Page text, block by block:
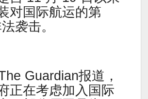
对国际航运的第
袭击。
Guardian报道，
正在考虑加入国际